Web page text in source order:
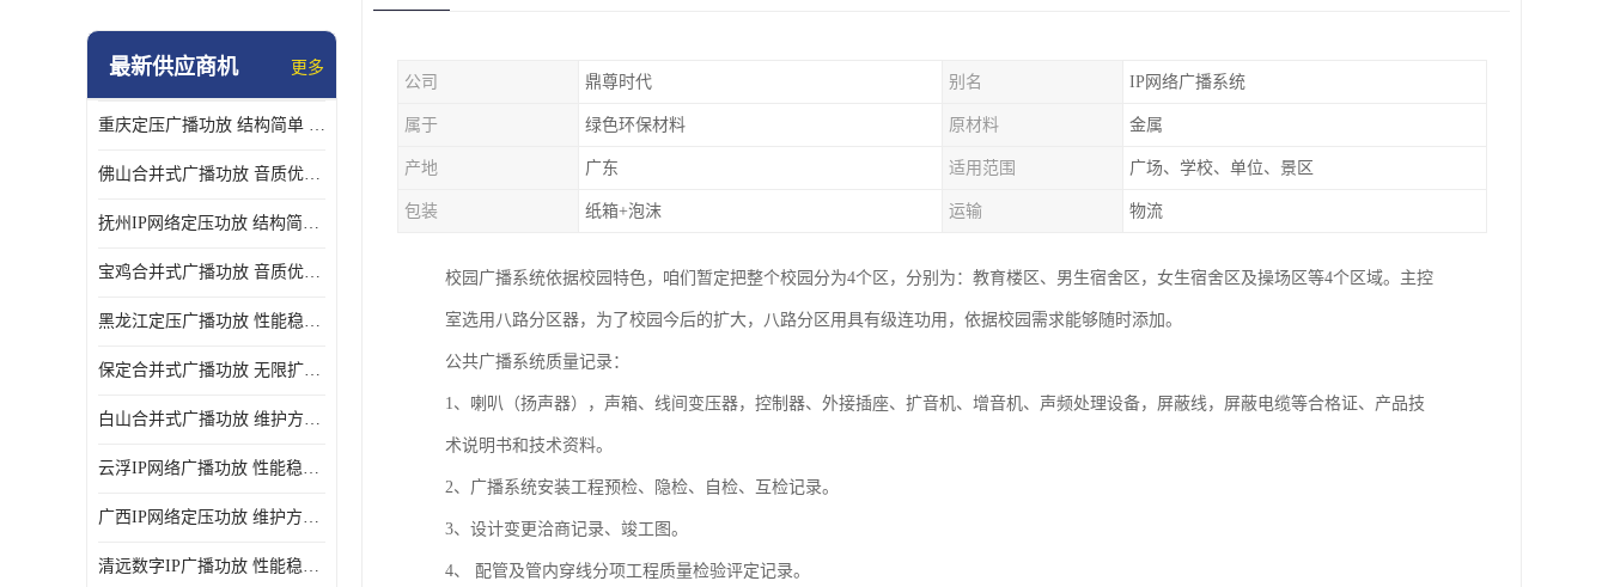
最新供应商机 更多
重庆定压广播功放 结构简单 传输距离远
佛山合并式广播功放 音质优美清晰 输出电压大 电流小
抚州IP网络定压功放 结构简单 多应用于公共场合
宝鸡合并式广播功放 音质优美清晰 维护方便
黑龙江定压广播功放 性能稳定 无限扩容
保定合并式广播功放 无限扩容 设计结构简单
白山合并式广播功放 维护方便 多应用于公共场合
云浮IP网络广播功放 性能稳定 设计结构简单
广西IP网络定压功放 维护方便 多应用于公共场合
清远数字IP广播功放 性能稳定 传输距离远
公司 鼎尊时代 别名 IP网络广播系统
属于 绿色环保材料 原材料 金属
产地 广东 适用范围 广场、学校、单位、景区
包装 纸箱+泡沫 运输 物流
校园广播系统依据校园特色，咱们暂定把整个校园分为4个区，分别为：教育楼区、男生宿舍区，女生宿舍区及操场区等4个区域。主控
室选用八路分区器，为了校园今后的扩大，八路分区用具有级连功用，依据校园需求能够随时添加。
公共广播系统质量记录：
1、喇叭（扬声器），声箱、线间变压器，控制器、外接插座、扩音机、增音机、声频处理设备，屏蔽线，屏蔽电缆等合格证、产品技
术说明书和技术资料。
2、广播系统安装工程预检、隐检、自检、互检记录。
3、设计变更洽商记录、竣工图。
4、 配管及管内穿线分项工程质量检验评定记录。